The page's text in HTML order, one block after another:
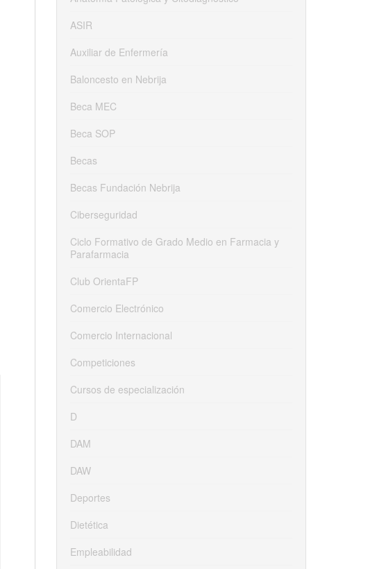
ASIR
Auxiliar de Enfermería
Baloncesto en Nebrija
Beca MEC
Beca SOP
Becas
Becas Fundación Nebrija
Ciberseguridad
Ciclo Formativo de Grado Medio en Farmacia y
Parafarmacia
Club OrientaFP
Comercio Electrónico
Comercio Internacional
Competiciones
Cursos de especialización
D
DAM
DAW
Deportes
Dietética
Empleabilidad